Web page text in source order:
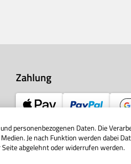
Zahlung
personenbezogenen Daten. Die
Je nach Funktion werden dabei
abgelehnt oder widerrufen werden.